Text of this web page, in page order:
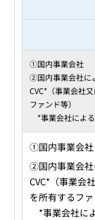
①国内事業会社
②国内事業会社に
CVC*（事業会社
ファンド等）
*事業会社によ
①国内事業会社
②国内事業会社
CVC*（事業会
を所有するファ
*事業会社に